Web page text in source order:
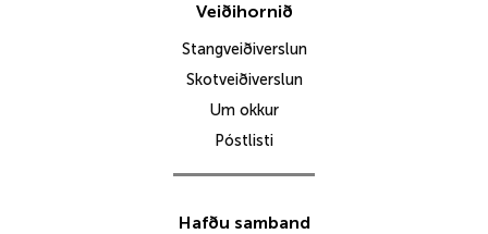
Veiðihornið
Stangveiðiverslun
Skotveiðiverslun
Um okkur
Póstlisti
Hafðu samband